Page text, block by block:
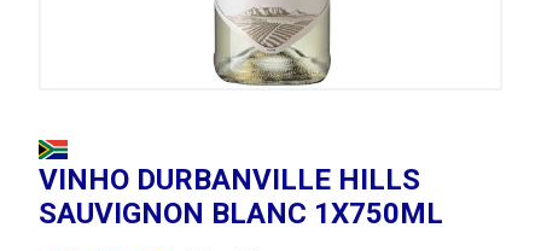
VINHO DURBANVILLE HILLS
SAUVIGNON BLANC 1X750ML